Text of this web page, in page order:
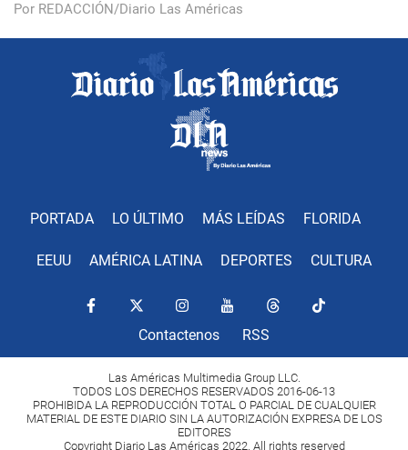
Por REDACCIÓN/Diario Las Américas
PORTADA LO ÚLTIMO MÁS LEÍDAS FLORIDA
EEUU AMÉRICA LATINA DEPORTES CULTURA
Contactenos RSS
Las Américas Multimedia Group LLC.
TODOS LOS DERECHOS RESERVADOS 2016-06-13
PROHIBIDA LA REPRODUCCIÓN TOTAL O PARCIAL DE CUALQUIER
MATERIAL DE ESTE DIARIO SIN LA AUTORIZACIÓN EXPRESA DE LOS
EDITORES
Copyright Diario Las Américas 2022. All rights reserved